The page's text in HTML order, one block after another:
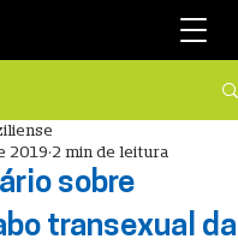
sobre
transexual da
2019 2 min de leitura